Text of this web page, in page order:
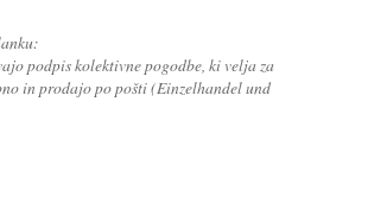
podpis kolektivne pogodbe, ki velja za
in prodajo po pošti (Einzelhandel und